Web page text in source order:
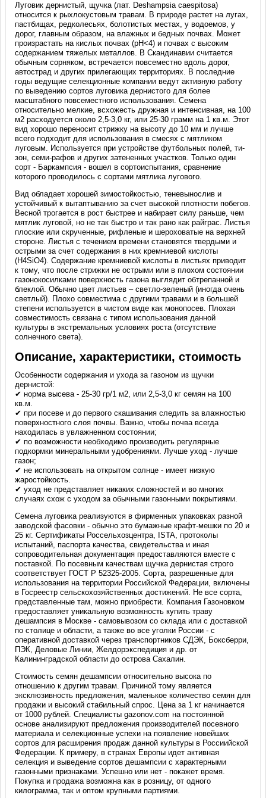
Луговик дернистый, щучка (лат. Deshampsia caespitosa)
относится к рыхлокустовым травам. В природе растет на лугах,
пастбищах, редколесьях, болотистых местах, у водоемов, у
дорог, главным образом, на влажных и бедных почвах. Может
произрастать на кислых почвах (рН<4) и почвах с высоким
содержанием тяжелых металлов. В Скандинавии считается
обычным сорняком, встречается повсеместно вдоль дорог,
автострад и других прилегающих территориях. В последние
годы ведущие селекционные компании ведут активную работу
по выведению сортов луговика дернистого для более
масштабного повсеместного использования. Семена
относительно мелкие, всхожесть дружная и интенсивная, на 100
м2 расходуется около 2,5-3,0 кг, или 25-30 грамм на 1 кв.м. Этот
вид хорошо переносит стрижку на высоту до 10 мм и лучше
всего подходит для использования в смесях с мятликом
луговым. Используется при устройстве футбольных полей, ти-
зон, семи-рафов и других затененных участков. Только один
сорт - Баркампсия - вошел в сортоиспытания, сравнение
которого проводилось с сортами мятлика лугового.
Вид обладает хорошей зимостойкостью, теневынослив и
устойчивый к вытаптыванию за счет высокой плотности побегов.
Весной трогается в рост быстрее и набирает силу раньше, чем
мятлик луговой, но не так быстро и так рано как райграс. Листья
плоские или скрученные, рифленые и шероховатые на верхней
стороне. Листья с течением времени становятся твердыми и
острыми за счет содержания в них кремниевой кислоты
(H4SiO4). Содержание кремниевой кислоты в листьях приводит
к тому, что после стрижки не острыми или в плохом состоянии
газонокосилками поверхность газона выглядит обтрепанной и
блеклой. Обычно цвет листьев – светло-зеленый (иногда очень
светлый). Плохо совместима с другими травами и в большей
степени используется в чистом виде как монопосев. Плохая
совместимость связана с типом использования данной
культуры в экстремальных условиях роста (отсутствие
солнечного света).
Описание, характеристики, стоимость
Особенности содержания и ухода за газоном из щучки
дернистой:
✔ норма высева - 25-30 гр/1 м2, или 2,5-3,0 кг семян на 100
кв.м.
✔ при посеве и до первого скашивания следить за влажностью
поверхностного слоя почвы. Важно, чтобы почва всегда
находилась в увлажненном состоянии;
✔ по возможности необходимо производить регулярные
подкормки минеральными удобрениями. Лучше уход - лучше
газон;
✔ не использовать на открытом солнце - имеет низкую
жаростойкость.
✔ уход не представляет никаких сложностей и во многих
случаях схож с уходом за обычными газонными покрытиями.
Семена луговика реализуются в фирменных упаковках разной
заводской фасовки - обычно это бумажные крафт-мешки по 20 и
25 кг. Сертификаты Россельхозцентра, ISTA, протоколы
испытаний, паспорта качества, свидетельства и иная
сопроводительная документация предоставляются вместе с
поставкой. По посевным качествам щучка дернистая строго
соответствует ГОСТ Р 52325-2005. Сорта, разрешенные для
использования на территории Российской Федерации, включены
в Госреестр сельскохозяйственных достижений. Не все сорта,
представленные там, можно приобрести. Компания Газоновком
предоставляет уникальную возможность купить траву
дешампсия в Москве - самовывозом со склада или с доставкой
по столице и области, а также во все уголки России - с
оперативной доставкой через транспортников СДЭК, Боксберри,
ПЭК, Деловые Линии, Желдорэкспедиция и др. от
Калининградской области до острова Сахалин.
Стоимость семян дешампсии относительно высока по
отношению к другим травам. Причиной тому является
эксклюзивность предложения, маленькое количество семян для
продажи и высокий стабильный спрос. Цена за 1 кг начинается
от 1000 рублей. Специалисты gazonov.com на постоянной
основе анализируют предложения производителей посевного
материала и селекционные успехи на появление новейших
сортов для расширения продаж данной культуры в Россиийской
Федерации. К примеру, в странах Европы идет активная
селекция и выведение сортов дешампсии с характерными
газонными признаками. Успешно или нет - покажет время.
Покупка и продажа возможна как в розницу, от одного
килограмма, так и оптом крупными партиями.